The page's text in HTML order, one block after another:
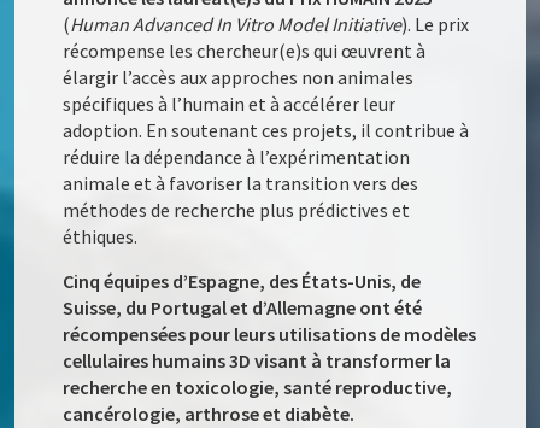
(Human Advanced In Vitro Model Initiative). Le prix
récompense les chercheur(e)s qui œuvrent à
élargir l’accès aux approches non animales
spécifiques à l’humain et à accélérer leur
adoption. En soutenant ces projets, il contribue à
réduire la dépendance à l’expérimentation
animale et à favoriser la transition vers des
méthodes de recherche plus prédictives et
éthiques.
Cinq équipes d’Espagne, des États-Unis, de
Suisse, du Portugal et d’Allemagne ont été
récompensées pour leurs utilisations de modèles
cellulaires humains 3D visant à transformer la
recherche en toxicologie, santé reproductive,
cancérologie, arthrose et diabète.